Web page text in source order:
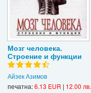
Мозг человека.
Строение и функции
Айзек Азимов
печатна:6.13 EUR | 12.00 лв.